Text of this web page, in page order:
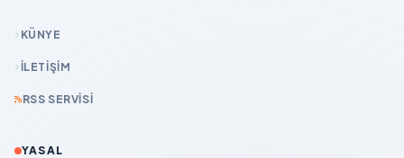
KÜNYE
İLETIŞIM
RSS SERVISI
YASAL